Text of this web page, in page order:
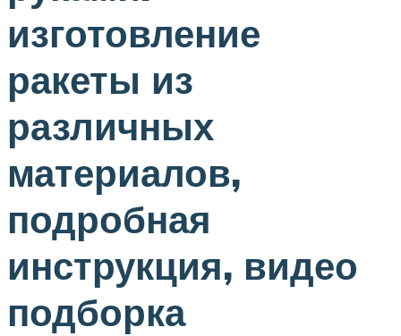
изготовление
ракеты из
различных
материалов,
подробная
инструкция, видео
подборка